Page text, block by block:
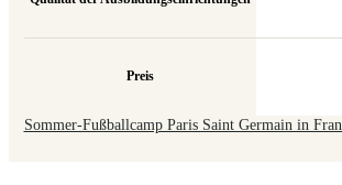
Preis
Sommer-Fußballcamp Paris Saint Germain in